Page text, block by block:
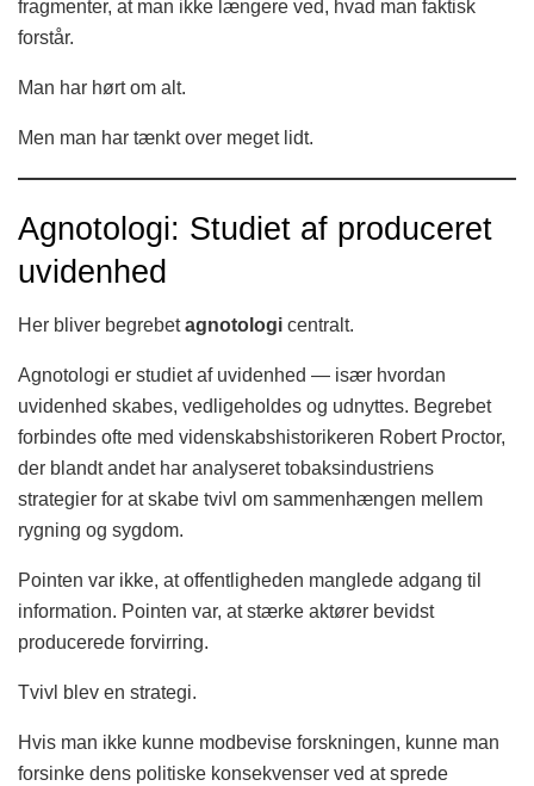
fragmenter, at man ikke længere ved, hvad man faktisk
forstår.
Man har hørt om alt.
Men man har tænkt over meget lidt.
Agnotologi: Studiet af produceret
uvidenhed
Her bliver begrebetagnotologi centralt.
Agnotologi er studiet af uvidenhed — især hvordan
uvidenhed skabes, vedligeholdes og udnyttes. Begrebet
forbindes ofte med videnskabshistorikeren Robert Proctor,
der blandt andet har analyseret tobaksindustriens
strategier for at skabe tvivl om sammenhængen mellem
rygning og sygdom.
Pointen var ikke, at offentligheden manglede adgang til
information. Pointen var, at stærke aktører bevidst
producerede forvirring.
Tvivl blev en strategi.
Hvis man ikke kunne modbevise forskningen, kunne man
forsinke dens politiske konsekvenser ved at sprede